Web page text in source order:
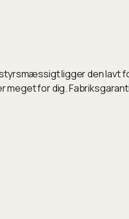
ligger den lavt
for dig.